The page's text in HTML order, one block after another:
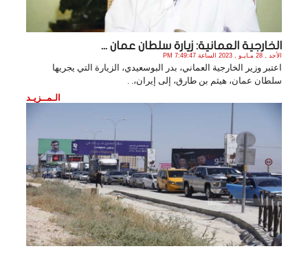
الخارجية العمانية: زيارة سلطان عمان ...
الأحد , 28 مـايـو , 2023 الساعة 7:49:47 PM
اعتبر وزير الخارجية العماني، بدر البوسعيدي، الزيارة التي يجريها
سلطان عمان، هيثم بن طارق، إلى إيران،. .
الـمــزيـد